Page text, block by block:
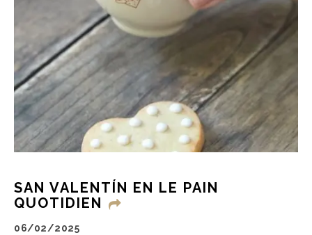
SAN VALENTÍN EN LE PAIN
QUOTIDIEN
06/02/2025